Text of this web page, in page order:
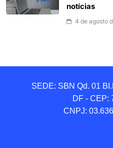
notícias
4 de agosto
SEDE: SBN Qd. 01
DF - CEP:
CNPJ: